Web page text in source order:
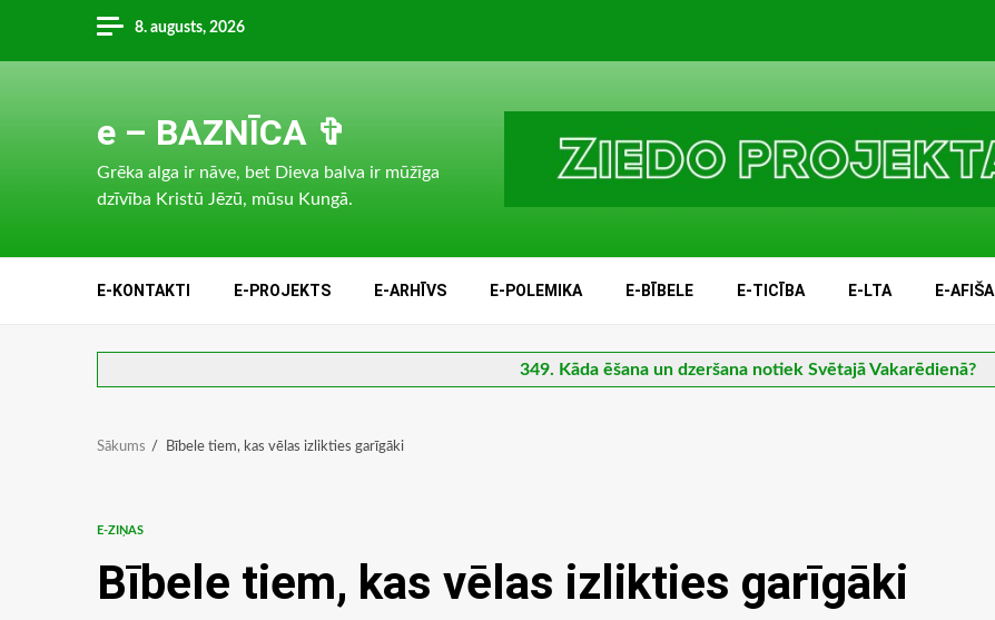
content
8. augusts, 2026
e – BAZNĪCA ✞
Grēka alga ir nāve, bet Dieva balva ir mūžīga
dzīvība Kristū Jēzū, mūsu Kungā.
E-KONTAKTI E-PROJEKTS E-ARHĪVS E-POLEMIKA E-BĪBELE E-TICĪBA E-LTA E-AFIŠA
349. Kāda ēšana un dzeršana notiek Svētajā Vakarēdienā?
Sākums Bībele tiem, kas vēlas izlikties garīgāki
E-ZIŅAS
Bībele tiem, kas vēlas izlikties garīgāki